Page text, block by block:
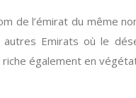
de l’émirat du
Emirats où le
également en